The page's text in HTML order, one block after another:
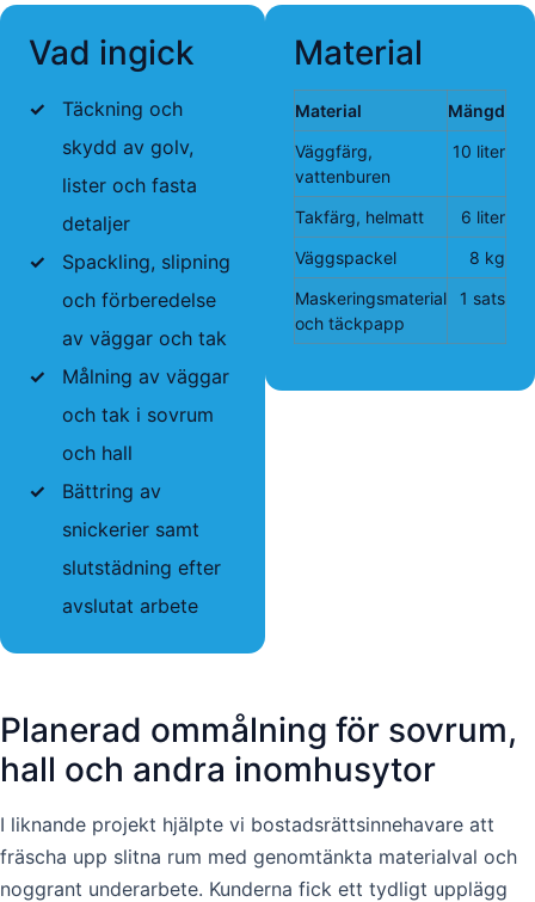
Vad ingick
✓
Täckning och
skydd av golv,
lister och fasta
detaljer
✓
Spackling, slipning
och förberedelse
av väggar och tak
✓
Målning av väggar
och tak i sovrum
och hall
✓
Bättring av
snickerier samt
slutstädning efter
avslutat arbete
Material
Material
Mängd
Väggfärg,
vattenburen
10 liter
Takfärg, helmatt
6 liter
Väggspackel
8 kg
Maskeringsmaterial
och täckpapp
1 sats
Planerad ommålning för sovrum,
hall och andra inomhusytor
I liknande projekt hjälpte vi bostadsrättsinnehavare att
fräscha upp slitna rum med genomtänkta materialval och
noggrant underarbete. Kunderna fick ett tydligt upplägg